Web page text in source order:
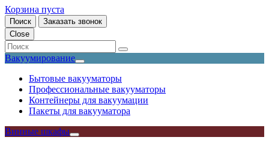
Корзина пуста
Поиск
Заказать звонок
Close
Вакуумирование
Бытовые вакууматоры
Профессиональные вакууматоры
Контейнеры для вакуумации
Пакеты для вакууматора
Винные шкафы